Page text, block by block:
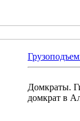
Домкраты.
домкрат в